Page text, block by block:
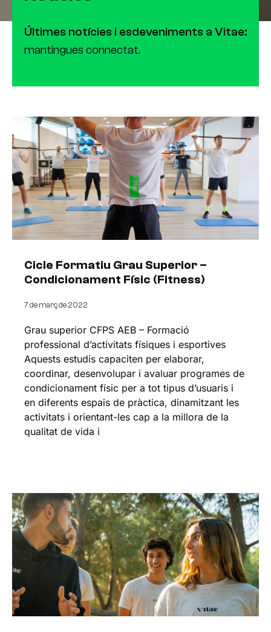
Últimes notícies i esdeveniments a Vitae:
mantingues connectat.
Cicle Formatiu Grau Superior –
Condicionament Físic (Fitness)
7 de març de 2022
Grau superior CFPS AEB – Formació
professional d’activitats físiques i esportives
Aquests estudis capaciten per elaborar,
coordinar, desenvolupar i avaluar programes de
condicionament físic per a tot tipus d’usuaris i
en diferents espais de pràctica, dinamitzant les
activitats i orientant-les cap a la millora de la
qualitat de vida i